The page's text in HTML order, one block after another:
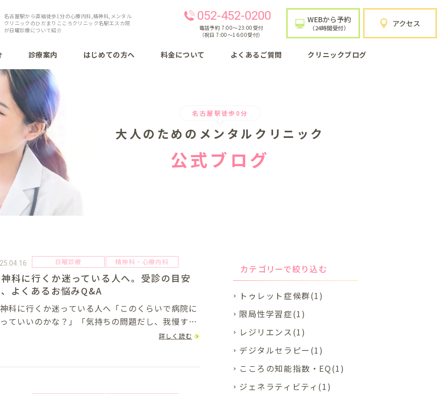
名古屋駅から直結徒歩1分の心療内科,精神科,メンタル
クリニックのひだまりこころクリニック名駅エスカ院
が日曜診療について紹介
052-452-0200
電話予約 7:00〜23:00受付
（祝日 7:00〜16:00受付）
WEBから予約
（24時間受付） アクセス
診療案内 はじめての方へ 料金について よくあるご質問 クリニックブログ
名古屋駅徒歩0分
大人のための メンタルクリニック
公式ブログ
日曜診療 精神科・心療内科
科に行くか迷っている人へ。受診の目安
、よくあるお悩みQ&A
科に行くか迷っている人へ「このくらいで病院に
ていいのかな？」「気持ちの問題だし、我慢すれ
治るかも…」このような言葉は、精神科の受診をた
詳しく読む
カテゴリーで絞り込む
トゥレット症候群(1)
限局性学習症(1)
レジリエンス(1)
デジタルセラピー(1)
こころの知能指数・EQ(1)
ジェネラティビティ(1)